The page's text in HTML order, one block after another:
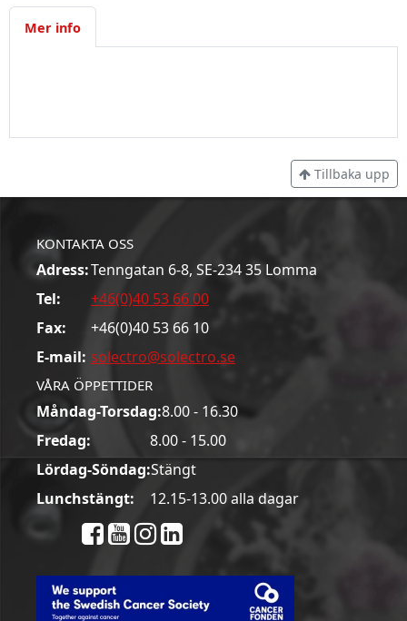
Mer info
Tillbaka upp
KONTAKTA OSS
Adress:Tenngatan 6-8, SE-234 35 Lomma
Tel:
+46(0)40 53 66 00
Fax:
+46(0)40 53 66 10
E-mail: solectro@solectro.se
VÅRA ÖPPETTIDER
Måndag-Torsdag:8.00 - 16.30
Fredag:
8.00 - 15.00
Lördag-Söndag:Stängt
Lunchstängt:
12.15-13.00 alla dagar